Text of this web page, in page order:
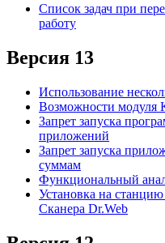
Список задач при
работу
Версия 13
Использование
Возможности модуля
Запрет запуска
приложений
Запрет запуска
суммам
Функциональный
Установка на
Сканера Dr.Web